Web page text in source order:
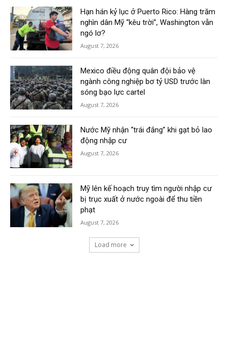
Hạn hán kỷ lục ở Puerto Rico: Hàng trăm
nghìn dân Mỹ “kêu trời”, Washington vẫn
ngó lơ?
August 7, 2026
Mexico điều động quân đội bảo vệ
ngành công nghiệp bơ tỷ USD trước làn
sóng bạo lực cartel
August 7, 2026
Nước Mỹ nhận “trái đắng” khi gạt bỏ lao
động nhập cư
August 7, 2026
Mỹ lên kế hoạch truy tìm người nhập cư
bị trục xuất ở nước ngoài để thu tiền
phạt
August 7, 2026
Load more